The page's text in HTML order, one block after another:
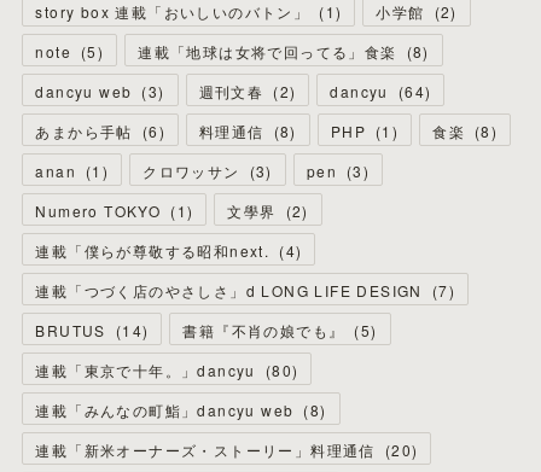
story box 連載「おいしいのバトン」
(1) 小学館 (2)
note
(5) 連載「地球は女将で回ってる」食楽 (8)
dancyu web (3) 週刊文春 (2) dancyu (64)
あまから手帖
(6) 料理通信 (8) PHP (1 ) 食楽 (8)
anan
(1 ) クロワッサン (3) pen (3)
Numero TOKYO (1) 文學界 (2)
連載「僕らが尊敬する昭和next.
(4)
連載「つづく店のやさしさ」d LONG LIFE DESIGN
(7)
BRUTUS
(14) 書籍『不肖の娘でも』 (5)
連載「東京で十年。」dancyu
(80)
連載「みんなの町鮨」dancyu web (8)
連載「新米オーナーズ・ストーリー」料理通信
(20)